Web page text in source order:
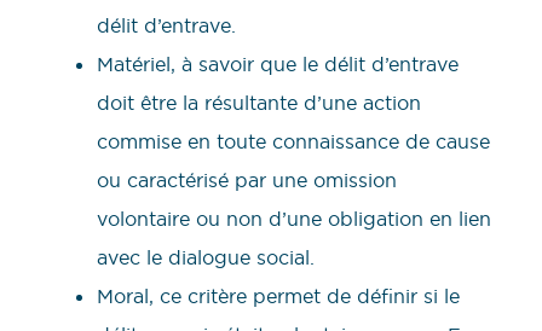
délit d’entrave.
Matériel, à savoir que le délit d’entrave
doit être la résultante d’une action
commise en toute connaissance de cause
ou caractérisé par une omission
volontaire ou non d’une obligation en lien
avec le dialogue social.
Moral, ce critère permet de définir si le